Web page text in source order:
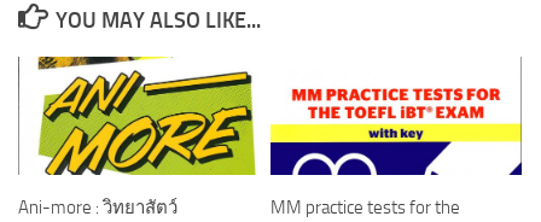
YOU MAY ALSO LIKE...
Ani-more : วิทยาสัตว์
MM practice tests for the